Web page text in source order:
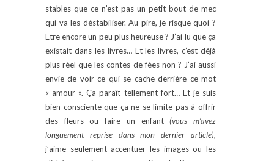
stables que ce n’est pas un petit bout de mec
qui va les déstabiliser. Au pire, je risque quoi ?
Etre encore un peu plus heureuse ? J’ai lu que ça
existait dans les livres… Et les livres, c’est déjà
plus réel que les contes de fées non ? J’ai aussi
envie de voir ce qui se cache derrière ce mot
« amour ». Ça paraît tellement fort… Et je suis
bien consciente que ça ne se limite pas à offrir
des fleurs ou faire un enfant(vous m’avez
longuement reprise dans mon dernier article),
j’aime seulement accentuer les images ou les